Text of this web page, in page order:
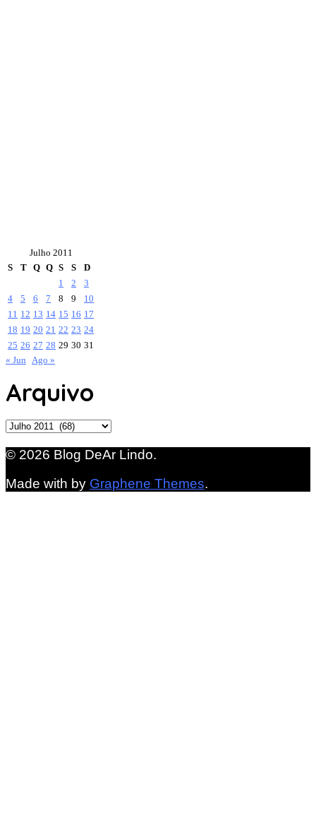
Julho 2011
S
T Q Q S S
D
1
2
3
4
5 6 7 8 9
10
11 12 13 14 15 16 17
18 19 20 21 22 23 24
25 26 27 28 29 30 31
« Jun Ago »
Arquivo
Arquivo
© 2026 Blog DeAr Lindo.
Made with by Graphene Themes.